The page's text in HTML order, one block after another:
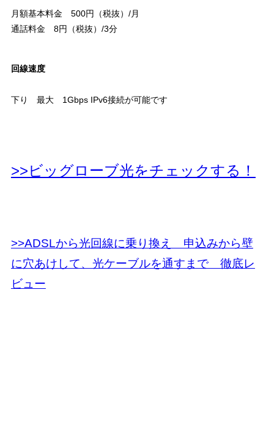
月額基本料金 500円（税抜）/月
通話料金 8円（税抜）/3分
回線速度
下り 最大 1Gbps IPv6接続が可能です
>>ビッグローブ光をチェックする！
>>ADSLから光回線に乗り換え 申込みから壁
に穴あけして、光ケーブルを通すまで 徹底レ
ビュー